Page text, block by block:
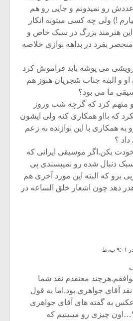
رو نمیدونم و جایی رو هم
!) ولی چه کسی میتونه انکار
این هنرمند بزرگ در سبک خاص و
منحصر بفرد در بداهه نوازی خلاصه
می پوشه باید فراموش کرد
و البته جناب شجریان هنوز هم
ما می بود؟
رو متهم کرد که گرچه شب وروز
که بااو همکاری کنه ولی ایشون
همکاری با این نوازنده به زعم
؟
بکن.اگر موسیقی ایرانی که
دنبال شده رو نمیپسندی پی
برو که البته این مورد آخری هم
دهد چون اشعار خلق الساعه در
شما موافقم.هرچند معتقدم نقد شما
نقد آقای جواهری بود,اما به قول
به گفته های آقای جواهری
چیزی رو میبینیم که